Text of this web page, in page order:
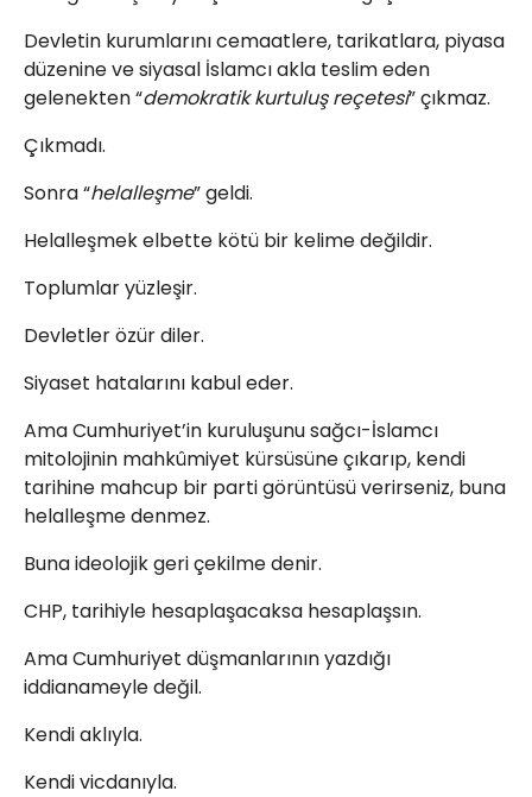
Devletin kurumlarını cemaatlere, tarikatlara, piyasa
düzenine ve siyasal İslamcı akla teslim eden
gelenekten “demokratik kurtuluş reçetesi” çıkmaz.
Çıkmadı.
Sonra “helalleşme” geldi.
Helalleşmek elbette kötü bir kelime değildir.
Toplumlar yüzleşir.
Devletler özür diler.
Siyaset hatalarını kabul eder.
Ama Cumhuriyet’in kuruluşunu sağcı-İslamcı
mitolojinin mahkûmiyet kürsüsüne çıkarıp, kendi
tarihine mahcup bir parti görüntüsü verirseniz, buna
helalleşme denmez.
Buna ideolojik geri çekilme denir.
CHP, tarihiyle hesaplaşacaksa hesaplaşsın.
Ama Cumhuriyet düşmanlarının yazdığı
iddianameyle değil.
Kendi aklıyla.
Kendi vicdanıyla.